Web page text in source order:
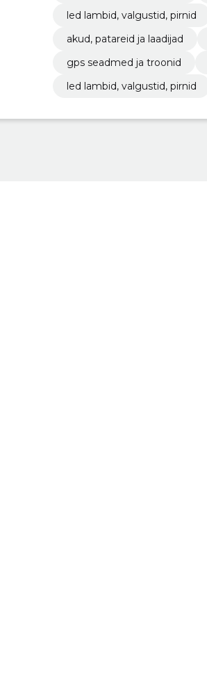
led lambid, valgustid, pirnid
akud, patareid ja laadijad
gps seadmed ja troonid
led lambid, valgustid, pirnid